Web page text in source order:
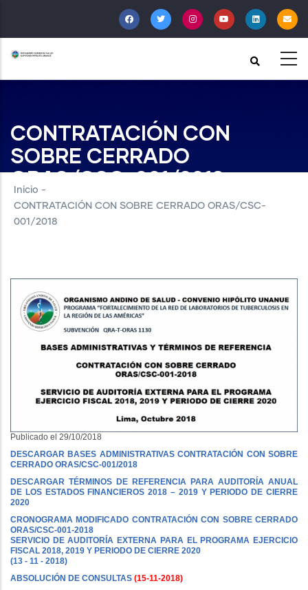
al
contenido
principal
CONTRATACIÓN CON
SOBRE CERRADO
ORAS/CSC-001/2018
Inicio -
CONTRATACIÓN CON SOBRE CERRADO ORAS/CSC-
001/2018
Publicado el 29/10/2018
DESCARGAR BASES ADMINISTRATIVAS CONTRATACIÓN CON SOBRE
CERRADO ORAS/CSC-001/2018
DESCARGAR TÉRMINOS DE REFERENCIA PARA AUDITORÍA ANUAL
DE LOS ESTADOS FINANCIEROS 2018 – 2019 Y PERIODO DE CIERRE
2020
CRONOGRAMA MODIFICADO CONTRATACIÓN CON SOBRE CERRADO
ORAS/CSC-001-2018
SERVICIO DE AUDITORÍA EXTERNA PARA EL PROGRAMA EJERCICIO
FISCAL 2018, 2019 Y PERIODO DE CIERRE 2020
(13 - 11 - 2018)
ABSOLUCIÓN DE CONSULTAS (15-11-2018)